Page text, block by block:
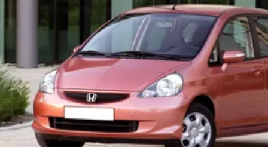
Polityka
Społeczeństwo
Wojna na Ukrainie
Świat